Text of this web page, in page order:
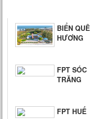
BIỂN QUÊ
HƯƠNG
FPT SÓC
TRĂNG
FPT HUẾ